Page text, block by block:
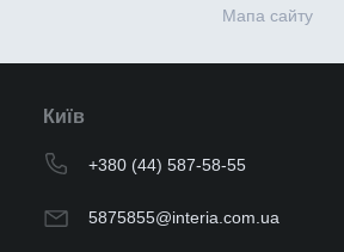
Мапа сайту
Київ
+380 (44) 587-58-55
5875855@interia.com.ua